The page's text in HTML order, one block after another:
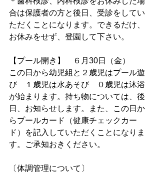
合は保護者の方と後日、受診をしてい
ただくことになります。できるだけ、
お休みをせず、登園して下さい。
【プール開き】　６月30日（金）
この日から幼児組と２歳児はプール遊
び　１歳児は水あそび　０歳児は沐浴
が始まります。持ち物については、後
日、お知らせします。また、この日か
らプールカード（健康チェックカー
ド）を記入していただくことになりま
す。ご承知おきください。
〔体調管理について〕